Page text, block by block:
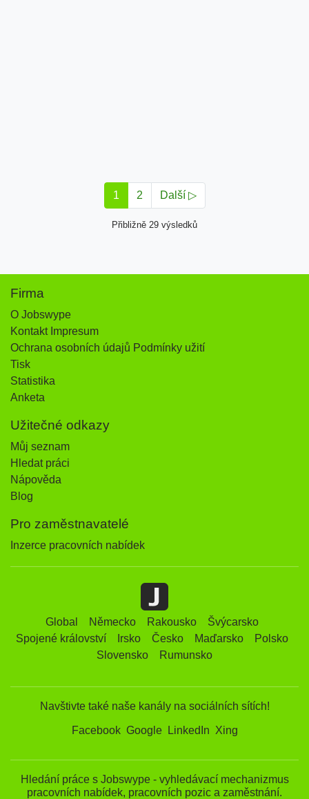
1 2 Další ▷
Přibližně 29 výsledků
Firma
O Jobswype
Kontakt Impresum
Ochrana osobních údajů Podmínky užití
Tisk
Statistika
Anketa
Užitečné odkazy
Můj seznam
Hledat práci
Nápověda
Blog
Pro zaměstnavatelé
Inzerce pracovních nabídek
Global Německo Rakousko
Švýcarsko
Spojené království
Irsko Česko Maďarsko
Polsko
Slovensko
Rumunsko
Navštivte také naše kanály na sociálních sítích!
Facebook Google LinkedIn Xing
Hledání práce s Jobswype - vyhledávací mechanizmus
pracovních nabídek, pracovních pozic a zaměstnání.